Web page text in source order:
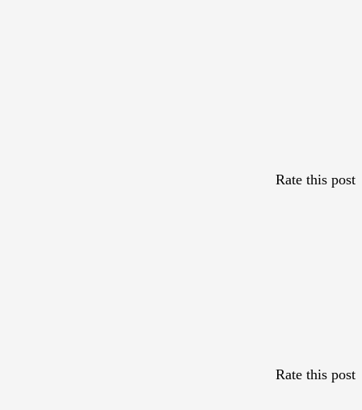
Rate this post
Rate this post